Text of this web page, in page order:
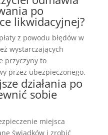
po
likwidacyjnej?
z powodu błędów w
wystarczających
przyczyny to
przez ubezpieczonego.
działania po
sobie
miejsca
świadków i zrobić